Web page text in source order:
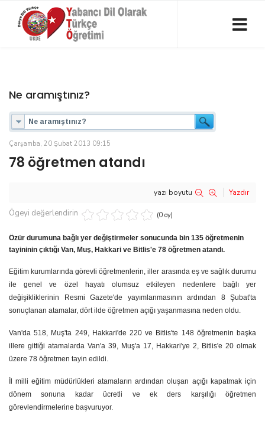
Ne aramıştınız?
Çarşamba, 20 Şubat 2013 09:15
78 öğretmen atandı
yazı boyutu Yazdır
Ögeyi değerlendirin (0 oy)
Özür durumuna bağlı yer değiştirmeler sonucunda bin 135 öğretmenin
tayininin çıktığı Van, Muş, Hakkari ve Bitlis'e 78 öğretmen atandı.
Eğitim kurumlarında görevli öğretmenlerin, iller arasında eş ve sağlık durumu
ile genel ve özel hayatı olumsuz etkileyen nedenlere bağlı yer
değişikliklerinin Resmi Gazete'de yayımlanmasının ardından 8 Şubat'ta
sonuçlanan atamalar, dört ilde öğretmen açığı yaşanmasına neden oldu.
Van'da 518, Muş'ta 249, Hakkari'de 220 ve Bitlis'te 148 öğretmenin başka
illere gittiği atamalarda Van'a 39, Muş'a 17, Hakkari'ye 2, Bitlis'e 20 olmak
üzere 78 öğretmen tayin edildi.
İl milli eğitim müdürlükleri atamaların ardından oluşan açığı kapatmak için
dönem sonuna kadar ücretli ve ek ders karşılığı öğretmen
görevlendirmelerine başvuruyor.